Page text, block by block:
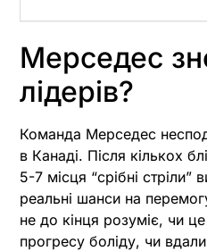
Мерседес
лідерів?
Команда Мерседес
в Канаді. Після кількох
5-7 місця “срібні стріли”
реальні шанси на
не до кінця розуміє, чи
прогресу боліду, чи